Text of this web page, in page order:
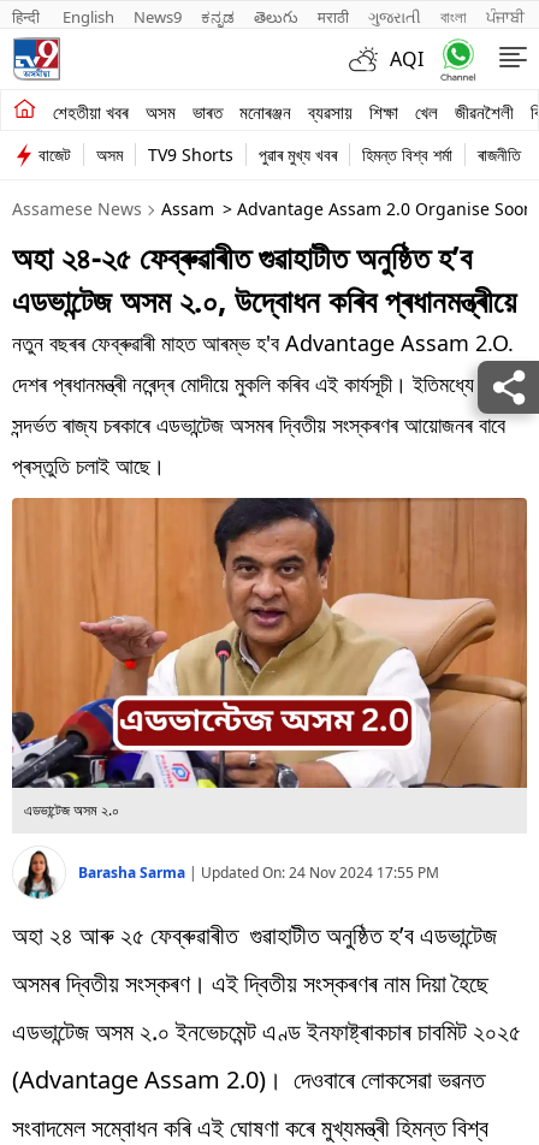
हिन्दी English News9 ಕನ್ನಡ తెలుగు मराठी ગુજરાતી বাংলা ਪੰਜਾਬੀ
AQI
শেহতীয়া খবৰ অসম ভাৰত মনোৰঞ্জন ব্যৱসায় শিক্ষা খেল জীৱনশৈলী
শেহতীয়া খবৰ
অসম
ভাৰত
মনোৰঞ্জন
শিক্ষা
খেল
জীৱনশৈলী
বাজেট অসম TV9 Shorts পুৱাৰ মুখ্য খবৰ হিমন্ত বিশ্ব শৰ্মা ৰাজনীতি
Assamese News Assam > Advantage Assam 2.0 Organise
অহা ২৪-২৫ ফেব্ৰুৱাৰীত গুৱাহাটীত অনুষ্ঠিত হ’ব
এডভান্টেজ অসম ২.০, উদ্বোধন কৰিব প্ৰধানমন্ত্ৰীয়ে
নতুন বছৰৰ ফেব্ৰুৱাৰী মাহত আৰম্ভ হ'ব Advantage Assam 2.O.
দেশৰ প্ৰধানমন্ত্ৰী নৰেন্দ্ৰ মোদীয়ে মুকলি কৰিব এই কাৰ্যসূচী। ইতিমধ্যে এই
সন্দৰ্ভত ৰাজ্য চৰকাৰে এডভান্টেজ অসমৰ দ্বিতীয় সংস্কৰণৰ আয়োজনৰ বাবে
প্ৰস্তুতি চলাই আছে।
এডভান্টেজ অসম ২.০
Barasha Sarma | Updated On:24 Nov 2024 17:55 PM
অহা ২৪ আৰু ২৫ ফেব্ৰুৱাৰীত গুৱাহাটীত অনুষ্ঠিত হ’ব এডভান্টেজ
অসমৰ দ্বিতীয় সংস্কৰণ। এই দ্বিতীয় সংস্কৰণৰ নাম দিয়া হৈছে
এডভান্টেজ অসম ২.০ ইনভেচমেন্ট এণ্ড ইনফাষ্ট্ৰাকচাৰ চাবমিট ২০২৫
(Advantage Assam 2.0)। দেওবাৰে লোকসেৱা ভৱনত
সংবাদমেল সম্বোধন কৰি এই ঘোষণা কৰে মুখ্যমন্ত্ৰী হিমন্ত বিশ্ব